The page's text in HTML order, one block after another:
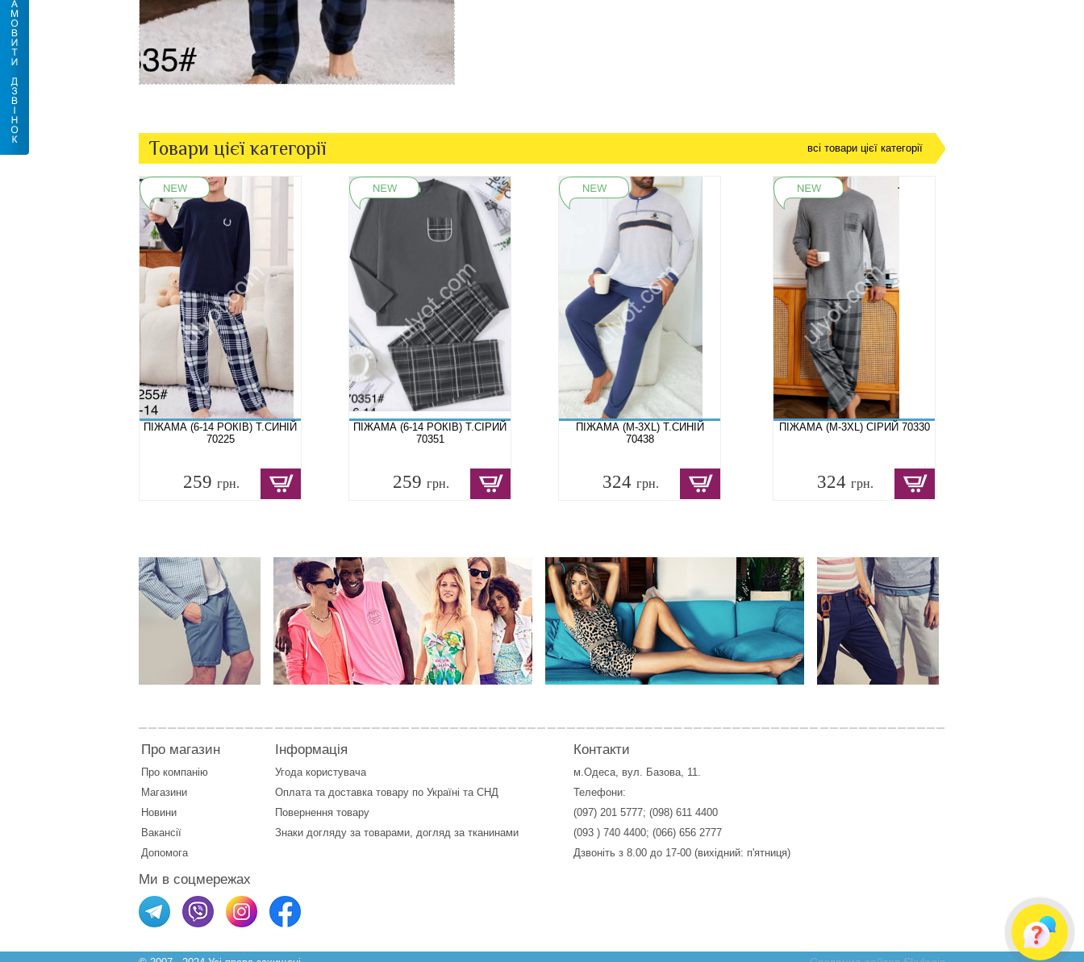
Товари цієї категорії всі товари цієї категорії
ПІЖАМА (6-14 РОКІВ) Т.СИНІЙ
70225
259 грн.
ПІЖАМА (6-14 РОКІВ) Т.СІРИЙ
70351
259 грн.
ПІЖАМА (M-3XL) Т.СИНІЙ
70438
324 грн.
ПІЖАМА (M-3XL) СІРИЙ 70330
324 грн.
Про магазин
Про компанію
Магазини
Новини
Вакансії
Допомога
Інформація
Угода користувача
Оплата та доставка товару по Україні та СНД
Повернення товару
Знаки догляду за товарами, догляд за тканинами
Контакти
м.Одеса, вул. Базова, 11.
Телефони:
(097) 201 5777; (098) 611 4400
(093 ) 740 4400; (066) 656 2777
Дзвоніть з 8.00 до 17-00 (вихідний: п'ятниця)
Ми в соцмережах